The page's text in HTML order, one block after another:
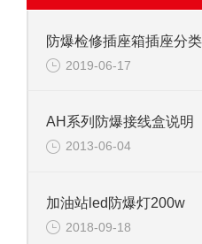
防爆检修插座箱插座分类
2019-06-17
AH系列防爆接线盒说明
2013-06-04
加油站led防爆灯200w
2018-09-18